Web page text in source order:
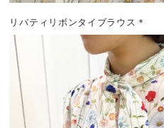
リバティリボンタイブラウス＊